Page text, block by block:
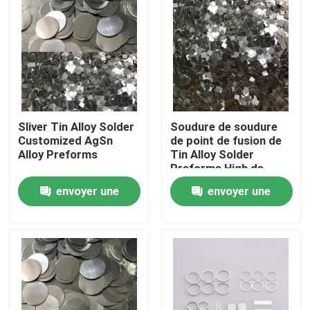
Produits
Au sujet de nous
Sliver Tin Alloy Solder
Customized AgSn
Alloy Preforms
envoyer une
Soudure de soudure
de point de fusion de
Tin Alloy Solder
Preforms High de
ruban
envoyer une